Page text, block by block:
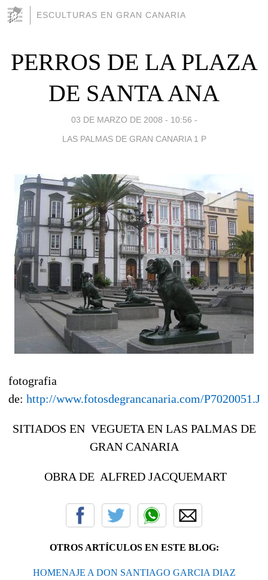
ESCULTURAS EN GRAN CANARIA
PERROS DE LA PLAZA
DE SANTA ANA
03 DE MARZO DE 2008 - 10:56 -
LAS PALMAS DE GRAN CANARIA 1 P
fotografia
de: http://www.fotosdegrancanaria.com/
SITIADOS EN VEGUETA EN LAS PALMAS DE
GRAN CANARIA
OBRA DE ALFRED JACQUEMART
OTROS ARTÍCULOS EN ESTE BLOG:
HOMENAJE A DON SANTIAGO GARCIA DIAZ